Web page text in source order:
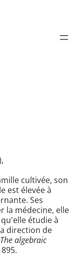
cultivée, son
est élevée à
Ses
la médecine, elle
étudie à
direction de
The algebraic